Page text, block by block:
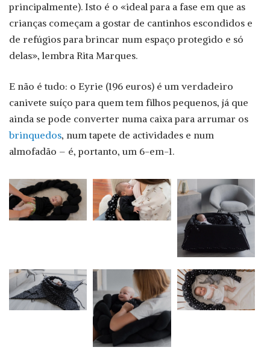
principalmente). Isto é o «ideal para a fase em que as
crianças começam a gostar de cantinhos escondidos e
de refúgios para brincar num espaço protegido e só
delas», lembra Rita Marques.
E não é tudo: o Eyrie (196 euros) é um verdadeiro
canivete suíço para quem tem filhos pequenos, já que
ainda se pode converter numa caixa para arrumar os
brinquedos, num tapete de actividades e num
almofadão – é, portanto, um 6-em-1.